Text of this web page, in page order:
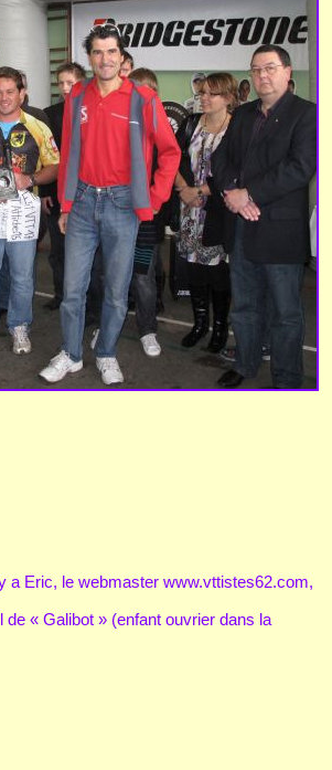
a Eric, le webmaster www.vttistes62.com,
« Galibot » (enfant ouvrier dans la